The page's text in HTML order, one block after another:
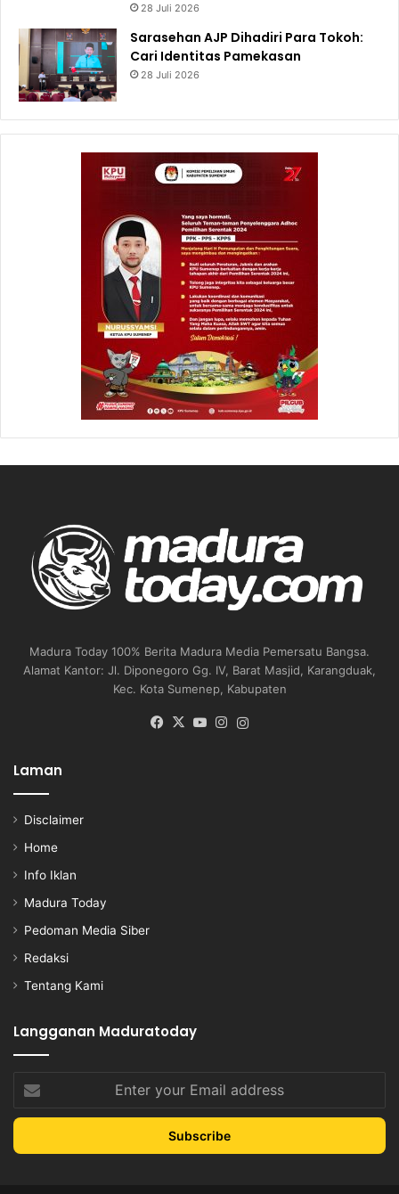
28 Juli 2026
Sarasehan AJP Dihadiri Para Tokoh:
Cari Identitas Pamekasan
28 Juli 2026
Madura Today 100% Berita Madura Media Pemersatu Bangsa.
Alamat Kantor: Jl. Diponegoro Gg. IV, Barat Masjid, Karangduak,
Kec. Kota Sumenep, Kabupaten
Facebook
X YouTubeInstagram
Laman
Disclaimer
Home
Info Iklan
Madura Today
Pedoman Media Siber
Redaksi
Tentang Kami
Langganan Maduratoday
Enter
your
Email